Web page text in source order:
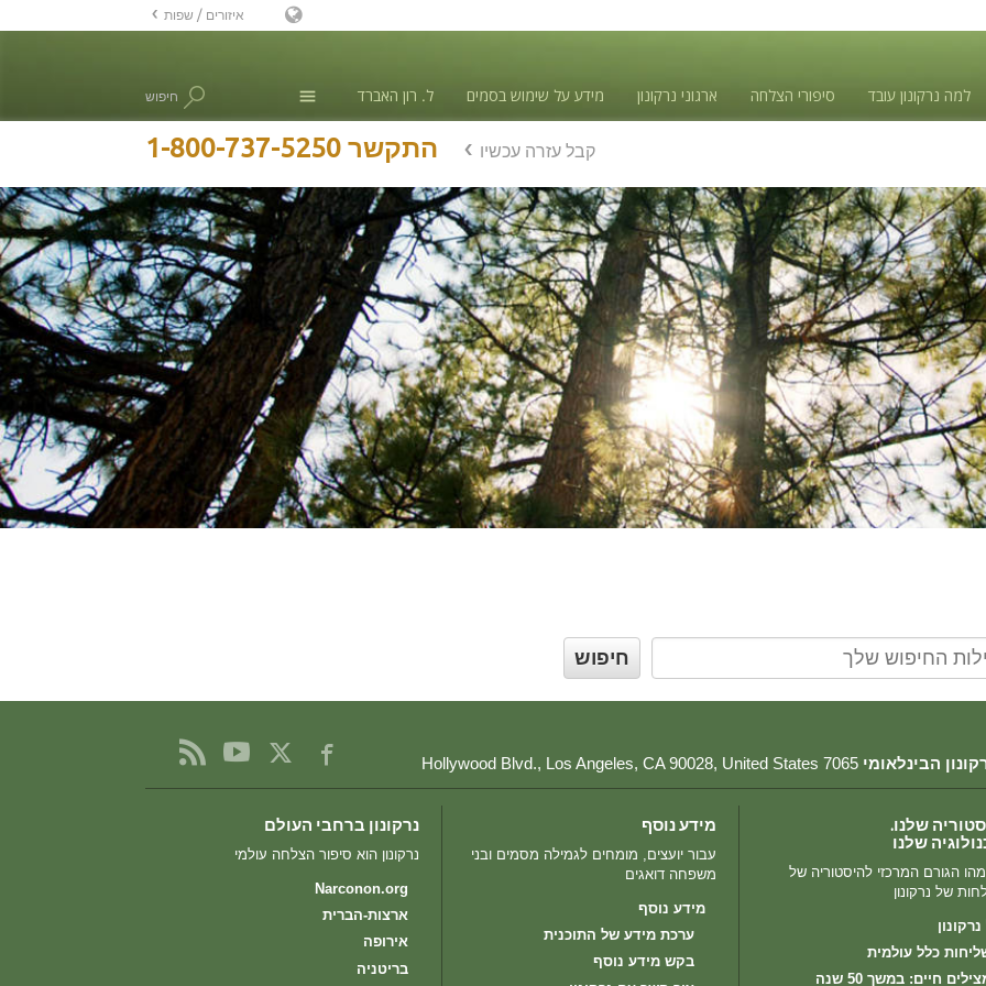
למה נרקונון עובד סיפורי הצלחה ארגוני נרקונון מידע על שימוש בסמים ל. רון האברד
חדשות
חיפוש
איזורים / שפות
דנית
הולנדית
ספרדית, אמריקה הלטינית
צרפתית
עברית
מגיארית
איטלקית
日本語(יפנית)
מקדונית
הולנדית
אוקראינית
קרואטית
טורקית
התקשר 1-800-737-5250 קבל עזרה עכשיו
הבינלאומי 7065 Hollywood Blvd.
, Los Angeles, CA 90028, United States
שלנו.
שלנו
הגורם המרכזי להיסטוריה של
של נרקונון
כלל עולמית
חיים: במשך 50 שנה
מידע נוסף
עבור יועצים, מומחים לגמילה מסמים ובני
משפחה דואגים
מידע נוסף
ערכת מידע של התוכנית
בקש מידע נוסף
נרקונון ברחבי העולם
נרקונון הוא סיפור הצלחה עולמי
Narconon.org
ארצות-הברית
אירופה
בריטניה